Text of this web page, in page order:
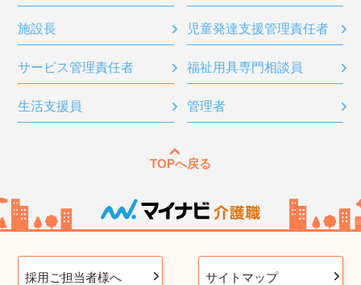
施設長 児童発達支援管理責任者
サービス管理責任者 福祉用具専門相談員
生活支援員 管理者
TOPへ戻る
採用ご担当者様へ サイトマップ